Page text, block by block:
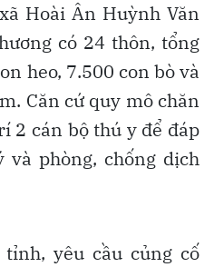
Hoài Ân Huỳnh Văn
có 24 thôn, tổng
heo, 7.500 con bò và
Căn cứ quy mô chăn
2 cán bộ thú y để đáp
phòng, chống dịch
yêu cầu củng cố